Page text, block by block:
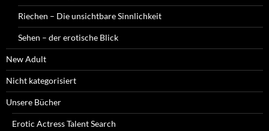
Riechen – Die unsichtbare Sinnlichkeit
Sehen – der erotische Blick
New Adult
Nicht kategorisiert
Unsere Bücher
Erotic Actress Talent Search